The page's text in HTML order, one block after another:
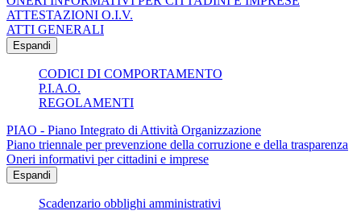
ATTESTAZIONI O.I.V.
ATTI GENERALI
Espandi
CODICI DI COMPORTAMENTO
P.I.A.O.
REGOLAMENTI
PIAO - Piano Integrato di Attività Organizzazione
Piano triennale per prevenzione della corruzione e della trasparenza
Oneri informativi per cittadini e imprese
Espandi
Scadenzario obblighi amministrativi